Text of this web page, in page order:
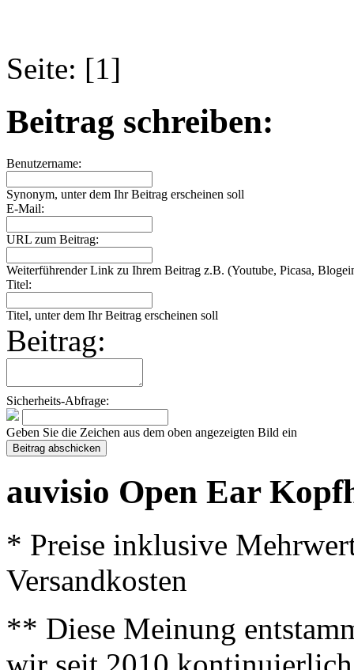
Seite: [1]
Beitrag schreiben:
Benutzername:
Synonym, unter dem Ihr Beitrag erscheinen soll
E-Mail:
URL zum Beitrag:
Weiterführender Link zu Ihrem Beitrag z.B. (Youtube, Picasa,
Titel:
Titel, unter dem Ihr Beitrag erscheinen soll
Beitrag:
Sicherheits-Abfrage:
Geben Sie die Zeichen aus dem oben angezeigten Bild ein
auvisio Open Ear
* Preise inklusive
Versandkosten
** Diese Meinung